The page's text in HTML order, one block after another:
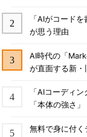
「AIがコード
が思う理由
AI時代の「
が直面する新・
「AIコーディ
「本体の強さ」
無料で身に付